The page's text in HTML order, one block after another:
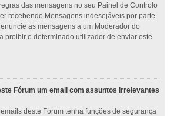
das mensagens no seu Painel de Controlo
recebendo Mensagens indesejáveis por parte
as mensagens a um Moderador do
proibir o determinado utilizador de enviar este
Fórum um email com assuntos irrelevantes
deste Fórum tenha funções de segurança